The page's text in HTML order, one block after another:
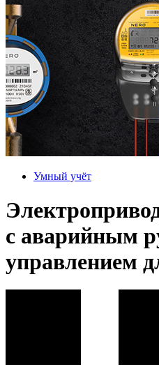
Умный учёт
c аварийным
управлением